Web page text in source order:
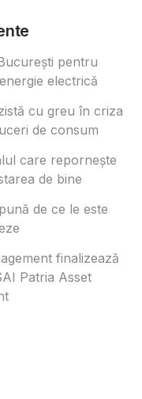
pentru
electrică
cu greu în criza
de consum
care repornește
de bine
de ce le este
finalizează
Patria Asset